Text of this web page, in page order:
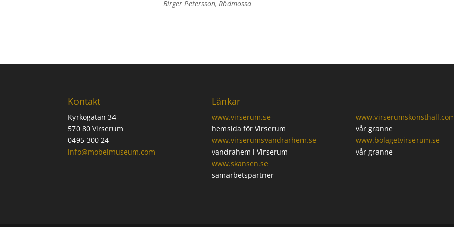
Birger Petersson, Rödmossa
Kontakt
Kyrkogatan 34
570 80 Virserum
0495-300 24
info@mobelmuseum.com
Länkar
www.virserum.se
hemsida för Virserum
www.virserumsvandrarhem.se
vandrahem i Virserum
www.skansen.se
samarbetspartner
vår granne
www.bolagetvirserum.se
vår granne